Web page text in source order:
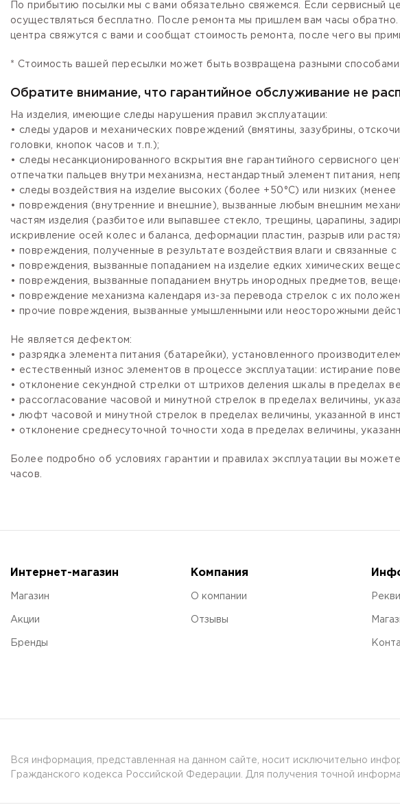
По прибытию посылки мы с вами обязательно свяжемся. Если сервисный
осуществляться бесплатно. После ремонта мы пришлем вам часы
центра свяжутся с вами и сообщат стоимость ремонта, после чего вы
* Стоимость вашей пересылки может быть возвращена разными
Обратите внимание, что гарантийное обслуживание не
На изделия, имеющие следы нарушения правил эксплуатации:
• следы ударов и механических повреждений (вмятины, зазубрины,
головки, кнопок часов и т.п.);
• следы несанкционированного вскрытия вне гарантийного сервисного
отпечатки пальцев внутри механизма, нестандартный элемент питания,
• следы воздействия на изделие высоких (более +50°С) или низких
• повреждения (внутренние и внешние), вызванные любым внешним
частям изделия (разбитое или выпавшее стекло, трещины, царапины,
искривление осей колес и баланса, деформации пластин, разрыв или
• повреждения, полученные в результате воздействия влаги и связанные
• повреждения, вызванные попаданием на изделие едких химических
• повреждения, вызванные попаданием внутрь инородных предметов,
• повреждение механизма календаря из-за перевода стрелок с их
• прочие повреждения, вызванные умышленными или неосторожными
Не является дефектом:
• разрядка элемента питания (батарейки), установленного
• естественный износ элементов в процессе эксплуатации: истирание
• отклонение секундной стрелки от штрихов деления шкалы в пределах
• рассогласование часовой и минутной стрелок в пределах величины,
• люфт часовой и минутной стрелок в пределах величины, указанной в
• отклонение среднесуточной точности хода в пределах величины,
Более подробно об условиях гарантии и правилах эксплуатации вы
часов.
Интернет-магазин
Магазин
Акции
Бренды
Компания
О компании
Отзывы
Вся информация, представленная на данном сайте, носит исключительно
Гражданского кодекса Российской Федерации. Для получения точной